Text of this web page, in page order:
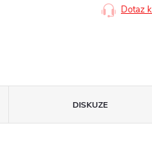
Dotaz
DISKUZE